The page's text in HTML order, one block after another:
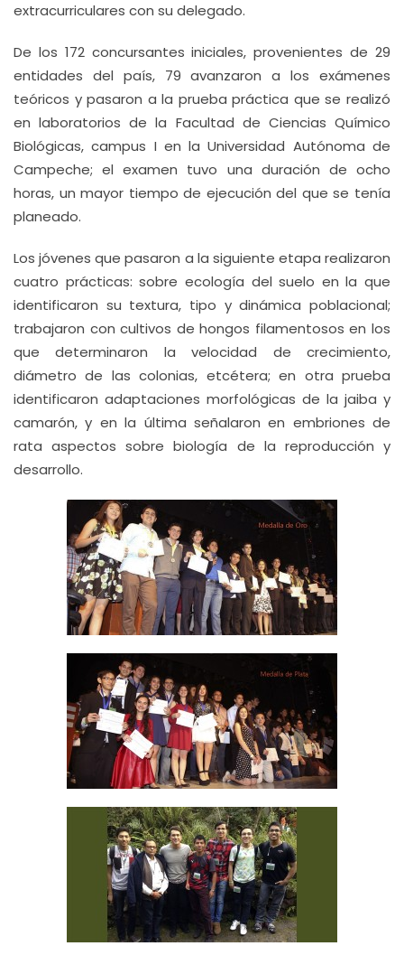
extracurriculares con su delegado.
De los 172 concursantes iniciales, provenientes de 29
entidades del país, 79 avanzaron a los exámenes
teóricos y pasaron a la prueba práctica que se realizó
en laboratorios de la Facultad de Ciencias Químico
Biológicas, campus I en la Universidad Autónoma de
Campeche; el examen tuvo una duración de ocho
horas, un mayor tiempo de ejecución del que se tenía
planeado.
Los jóvenes que pasaron a la siguiente etapa realizaron
cuatro prácticas: sobre ecología del suelo en la que
identificaron su textura, tipo y dinámica poblacional;
trabajaron con cultivos de hongos filamentosos en los
que determinaron la velocidad de crecimiento,
diámetro de las colonias, etcétera; en otra prueba
identificaron adaptaciones morfológicas de la jaiba y
camarón, y en la última señalaron en embriones de
rata aspectos sobre biología de la reproducción y
desarrollo.